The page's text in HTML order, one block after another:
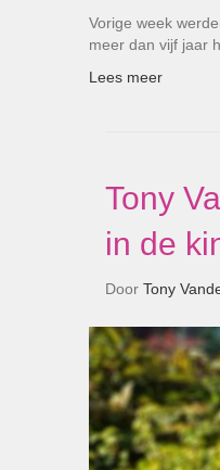
Vorige week
meer dan vijf jaar
Lees meer
Tony
in de
Door Tony